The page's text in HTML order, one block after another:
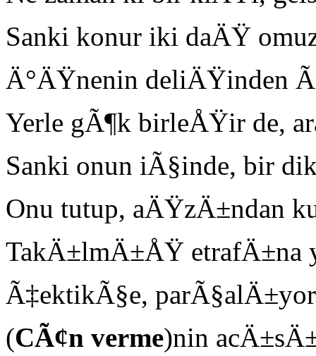
Sanki konur iki daÄŸ
Ä°ÄŸnenin deliÄŸinden
Yerle gÃ¶k birleÅŸir de,
Sanki onun iÃ§inde, bir
Onu tutup, aÄŸzÄ±ndan
TakÄ±lmÄ±ÅŸ etrafÄ±na
Ã‡ektikÃ§e,
(CÃ¢n verme)nin